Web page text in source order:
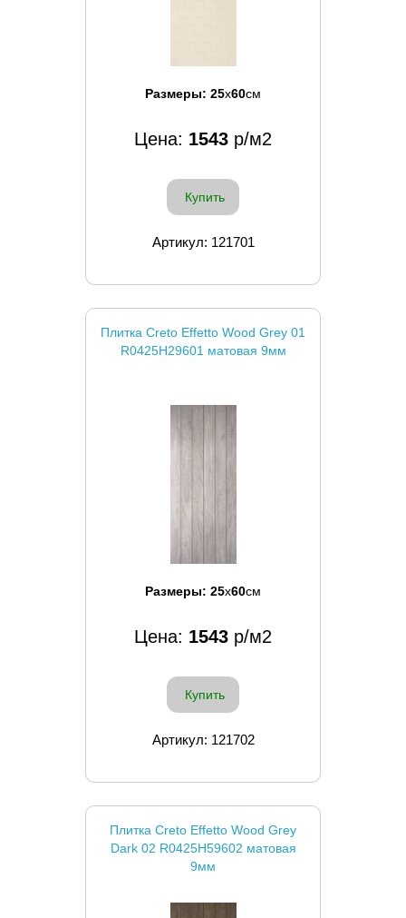
Размеры: 25x60см
Цена: 1543 р/м2
Купить
Артикул: 121701
Плитка Creto Effetto Wood Grey 01
R0425H29601 матовая 9мм
Размеры: 25x60см
Цена: 1543 р/м2
Купить
Артикул: 121702
Плитка Creto Effetto Wood Grey
Dark 02 R0425H59602 матовая
9мм